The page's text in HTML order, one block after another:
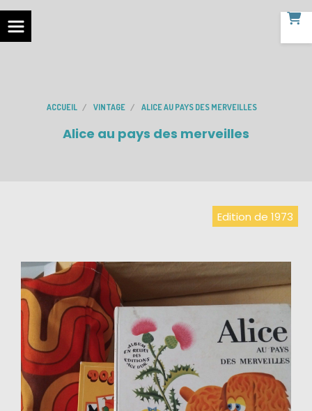
ACCUEIL VINTAGE ALICE AU PAYS DES MERVEILLES
Alice au pays des merveilles
Edition de 1973